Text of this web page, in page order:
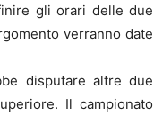
gli orari delle due
verranno date
disputare altre due
Il campionato